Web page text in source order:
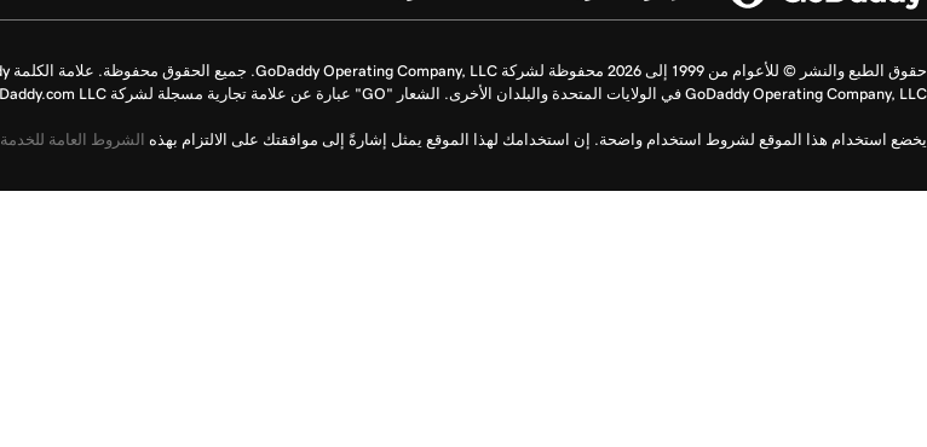
GoDaddy Operating Company, LLC في الولايات المتحدة والبلدان الأخرى. الشعار "GO" عبارة عن علامة تجارية مسجلة لشركة GoDaddy.com LLC في الولايات المتحدة.
يخضع استخدام هذا الموقع لشروط استخدام واضحة. إن استخدامك لهذا الموقع يمثل إشارةً إلى موافقتك على الالتزام بهذه الشروط العامة للخدمة